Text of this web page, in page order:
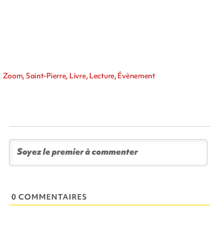
Zoom, Saint-Pierre, Livre, Lecture, Évènement
0 COMMENTAIRES